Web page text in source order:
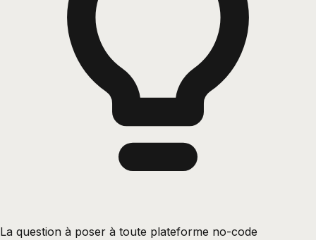
La question à poser à toute plateforme no-code